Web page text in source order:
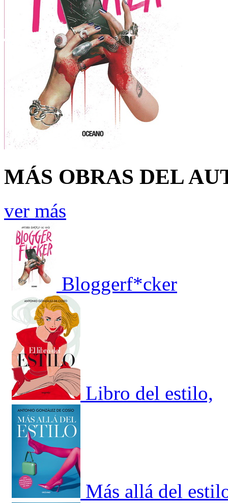
MÁS OBRAS DEL
ver más
Bloggerf*cker
Libro del estilo,
Más allá del